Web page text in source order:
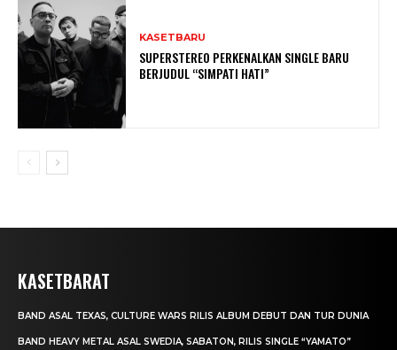
KASETBARU
SUPERSTEREO PERKENALKAN SINGLE BARU
BERJUDUL “SIMPATI HATI”
KASETBARAT
BAND ASAL TEXAS, CULTURE WARS RILIS ALBUM DEBUT DAN TUR DUNIA
BAND HEAVY METAL ASAL SWEDIA, SABATON, RILIS SINGLE “YAMATO”